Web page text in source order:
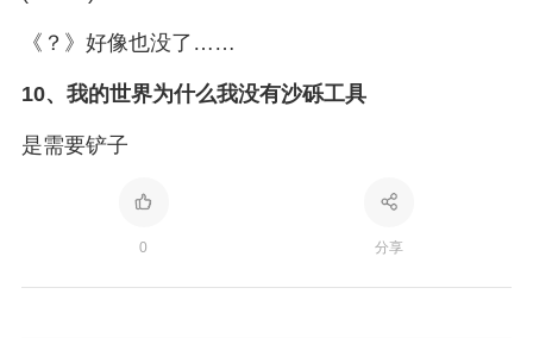
《？》好像也没了……
10、 我的世界为什么我没有沙砾工具
是需要铲子
0 分享